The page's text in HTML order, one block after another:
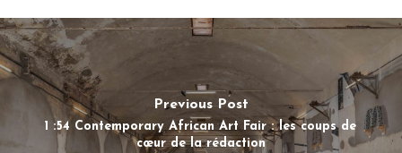
Previous Post
1 :54 Contemporary African Art Fair : les coups de
cœur de la rédaction